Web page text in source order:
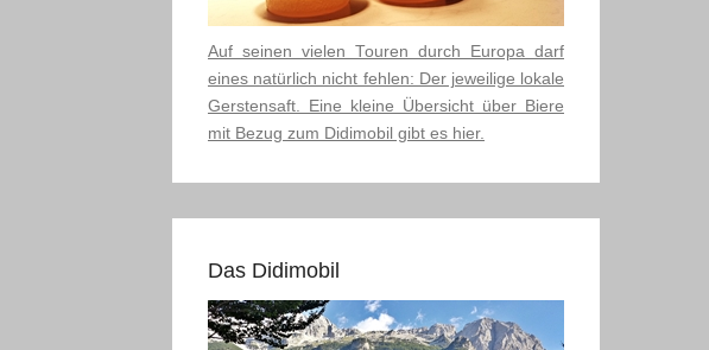
Auf seinen vielen Touren durch Europa darf
eines natürlich nicht fehlen: Der jeweilige lokale
Gerstensaft. Eine kleine Übersicht über Biere
mit Bezug zum Didimobil gibt es hier.
Das Didimobil